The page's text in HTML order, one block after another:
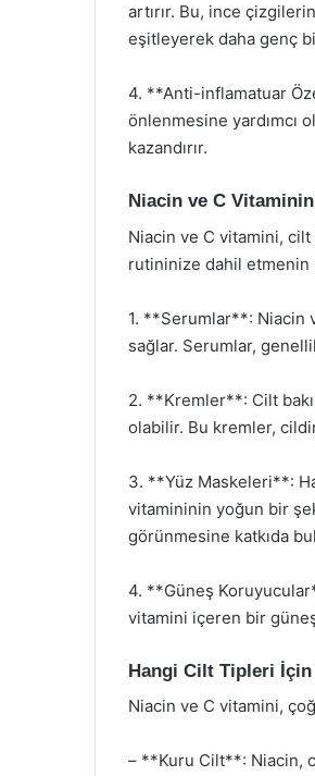
artırır. Bu, ince
eşitleyerek daha genç
4. **Anti-inflamatuar
önlenmesine yardımcı
kazandırır.
Niacin ve C
Niacin ve C vitamini,
rutininize dahil etmenin
1. **Serumlar**: Niacin
sağlar. Serumlar,
2. **Kremler**: Cilt
olabilir. Bu kremler,
3. **Yüz Maskeleri**:
vitamininin yoğun bir
görünmesine katkıda
4. **Güneş
vitamini içeren bir
Hangi Cilt Tipleri
Niacin ve C vitamini,
– **Kuru Cilt**: Niacin,